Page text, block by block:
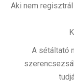
Aki nem
A sétáltató